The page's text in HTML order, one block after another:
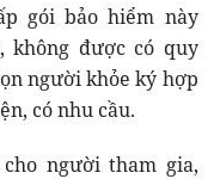
gói bảo hiểm này
không được có quy
người khỏe ký hợp
có nhu cầu.
người tham gia,